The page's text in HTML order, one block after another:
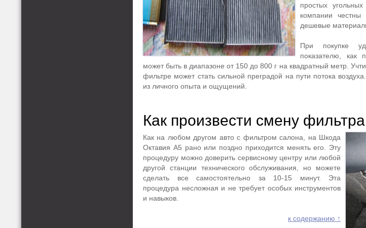
простых
компании честны
дешевые
При покупке
показателю, как
может быть в диапазоне от 150 до 800 г на квадратный метр.
фильтре может стать сильной преградой на пути потока
из личного опыта и ощущений.
Как произвести смену
Как на любом другом авто с фильтром салона, на Шкода
Октавия А5 рано или поздно приходится менять его. Эту
процедуру можно доверить сервисному центру или любой
другой станции технического обслуживания, но можете
сделать все самостоятельно за 10-15 минут. Эта
процедура несложная и не требует особых инструментов
и навыков.
к содержанию ↑